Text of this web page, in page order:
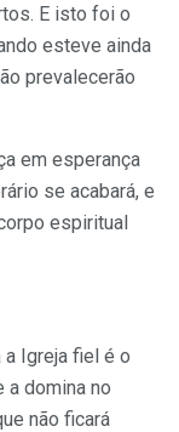
E isto foi o
esteve ainda
prevalecerão
em esperança
se acabará, e
espiritual
Igreja fiel é o
domina no
não ficará